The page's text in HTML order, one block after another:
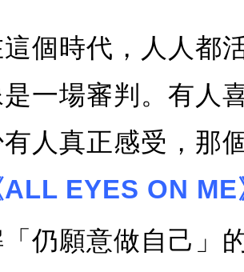
個時代，人人都
一場審判。有人
有人真正感受，那
ALL EYES ON
仍願意做自己」